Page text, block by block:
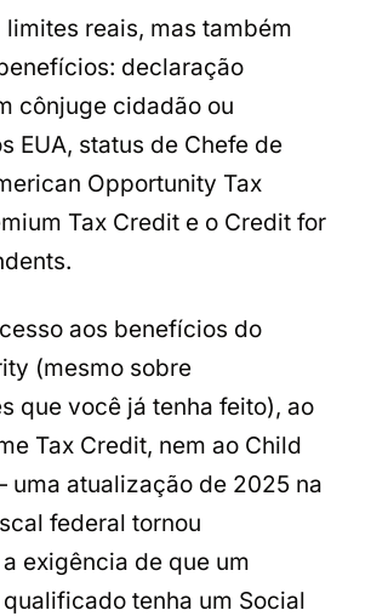
limites reais, mas também
declaração
cônjuge cidadão ou
EUA, status de Chefe de
Opportunity Tax
Tax Credit e o Credit for
aos benefícios do
(mesmo sobre
que você já tenha feito), ao
Tax Credit, nem ao Child
uma atualização de 2025 na
federal tornou
exigência de que um
tenha um Social